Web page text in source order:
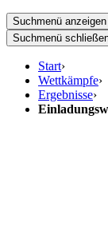
Suchmenü anzeigen
Suchmenü
Start›
Wettkämpfe›
Ergebnisse›